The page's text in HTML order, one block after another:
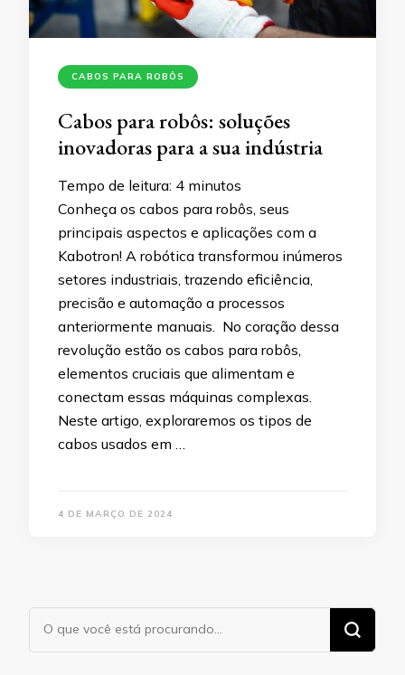
CABOS PARA ROBÔS
Cabos para robôs: soluções
inovadoras para a sua indústria
Tempo de leitura: 4 minutos
Conheça os cabos para robôs, seus
principais aspectos e aplicações com a
Kabotron! A robótica transformou inúmeros
setores industriais, trazendo eficiência,
precisão e automação a processos
anteriormente manuais. No coração dessa
revolução estão os cabos para robôs,
elementos cruciais que alimentam e
conectam essas máquinas complexas.
Neste artigo, exploraremos os tipos de
cabos usados em …
4 DE MARÇO DE 2024
Procurando